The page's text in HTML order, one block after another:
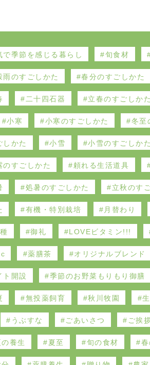
で季節を感じる暮らし 旬食材
雨のすごしかた 春分のすごしかた
二十四石器 立春のすごしかた
小寒 小寒のすごしかた 冬至
しかた 小雪 小雪のすごしかた
のすごしかた 頼れる生活道具
処暑のすごしかた 立秋のす
有機・特別栽培 月替わり
御礼 LOVEビタミン!!!
薬膳茶 オリジナルブレンド
ト開設 季節のお野菜もりもり御膳
無投薬飼育 秋川牧園
うぶすな ごあいさつ ご挨
の養生 夏至 旬の食材